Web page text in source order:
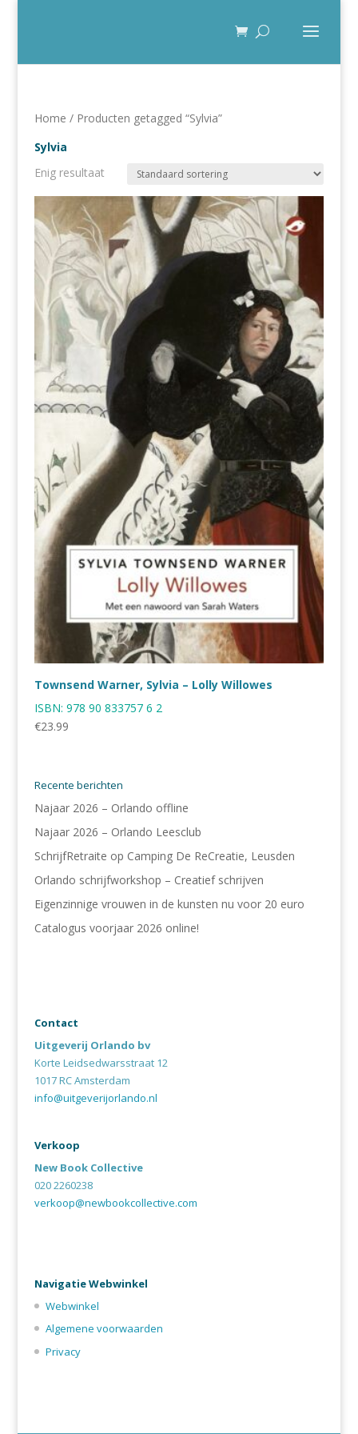
Home / Producten getagged “Sylvia”
Sylvia
Enig resultaat
Townsend Warner, Sylvia – Lolly Willowes
ISBN: 978 90 833757 6 2
€23.99
Recente berichten
Najaar 2026 – Orlando offline
Najaar 2026 – Orlando Leesclub
SchrijfRetraite op Camping De ReCreatie, Leusden
Orlando schrijfworkshop – Creatief schrijven
Eigenzinnige vrouwen in de kunsten nu voor 20 euro
Catalogus voorjaar 2026 online!
Contact
Uitgeverij Orlando bv
Korte Leidsedwarsstraat 12
1017 RC Amsterdam
info@uitgeverijorlando.nl
Verkoop
New Book Collective
020 2260238
verkoop@newbookcollective.com
Navigatie Webwinkel
Webwinkel
Algemene voorwaarden
Privacy